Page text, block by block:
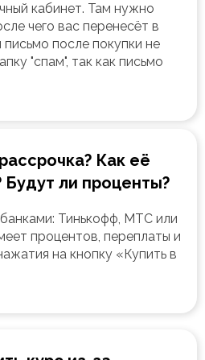
кабинет. Там нужно
чего вас перенесёт в
после покупки не
"спам", так как письмо
Как её
Будут ли проценты?
Тинькофф, МТС или
процентов, переплаты и
на кнопку «Купить в